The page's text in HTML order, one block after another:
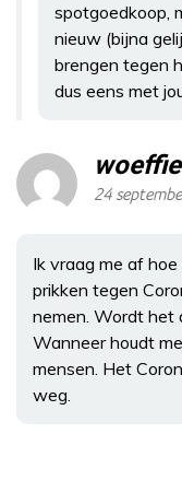
spotgoedkoop,
nieuw (bijna
brengen tegen
dus eens met
woeffie
24
Ik vraag me af
prikken tegen
nemen. Wordt het
Wanneer houdt
mensen. Het
weg.